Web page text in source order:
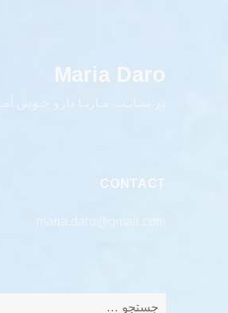
Maria Daro
در سـایـت مـاریـا دارو خـوش
CONTACT